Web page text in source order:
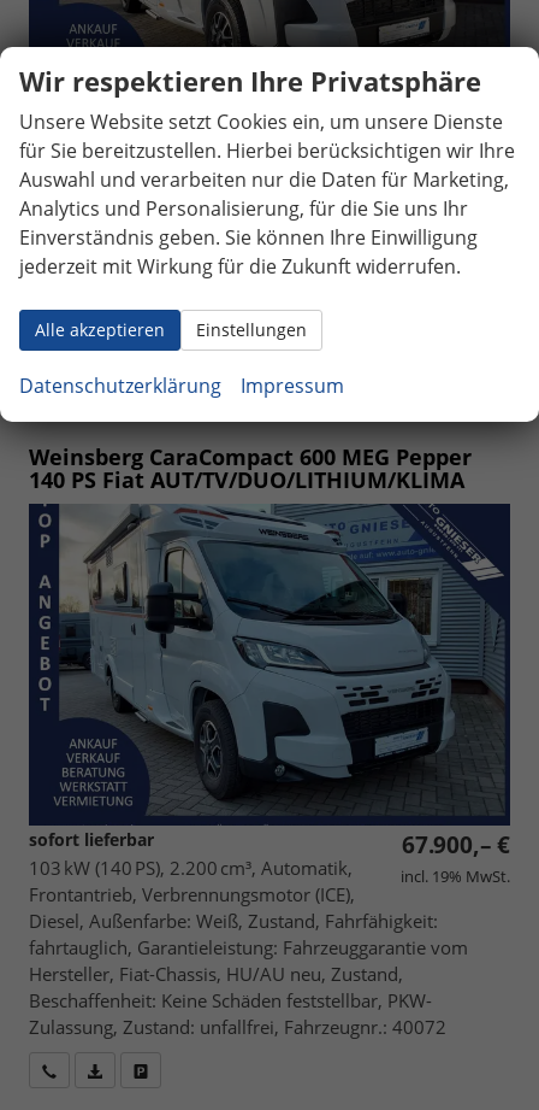
64.900,– €
incl. 19% MwSt.
sofort lieferbar
103 kW (140 PS), 2.200 cm³, Schalt. 6-Gang,
Frontantrieb, Verbrennungsmotor (ICE),
Diesel, Außenfarbe: Weiß, Zustand, Fahrfähigkeit:
fahrtauglich, Garantieleistung: Fahrzeuggarantie vom
Hersteller, Fiat-Chassis, HU/AU neu, Zustand,
Beschaffenheit: Keine Schäden feststellbar, PKW-
Zulassung, Zustand: unfallfrei, Fahrzeugnr.: 40225
Wir rufen Sie an
Fahrzeugexposé (PDF)
Fahrzeug parken
Weinsberg CaraCompact 600 MEG Pepper
140 PS Fiat AUT/TV/DUO/LITHIUM/KLIMA
67.900,– €
incl. 19% MwSt.
sofort lieferbar
103 kW (140 PS), 2.200 cm³, Automatik,
Frontantrieb, Verbrennungsmotor (ICE),
Diesel, Außenfarbe: Weiß, Zustand, Fahrfähigkeit:
fahrtauglich, Garantieleistung: Fahrzeuggarantie vom
Hersteller, Fiat-Chassis, HU/AU neu, Zustand,
Beschaffenheit: Keine Schäden feststellbar, PKW-
Zulassung, Zustand: unfallfrei, Fahrzeugnr.: 40072
Wir rufen Sie anFahrzeugexposé (PDF)
Wir respektieren Ihre Privatsphäre
Unsere Website setzt Cookies ein, um unsere Dienste
für Sie bereitzustellen. Hierbei berücksichtigen wir Ihre
Auswahl und verarbeiten nur die Daten für Marketing,
Analytics und Personalisierung, für die Sie uns Ihr
Einverständnis geben. Sie können Ihre Einwilligung
jederzeit mit Wirkung für die Zukunft widerrufen.
Alle akzeptieren Einstellungen
Datenschutzerklärung Impressum